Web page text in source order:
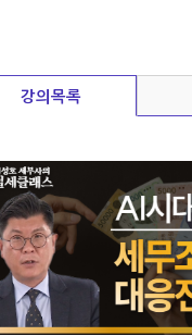
강의목록